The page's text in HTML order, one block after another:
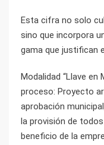
Esta cifra no solo
sino que incorpora
gama que justifican
Modalidad “Llave en
proceso: Proyecto
aprobación
la provisión de
beneficio de la